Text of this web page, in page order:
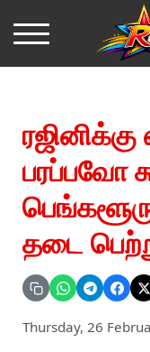
பரப்பவோ
தடை
Thursday, 26